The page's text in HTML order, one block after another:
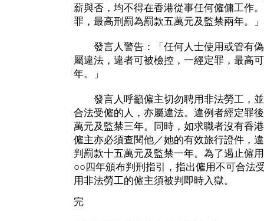
薪與否，均不得在香港從事任何僱傭工作
罪，最高刑罰為罰款五萬元及監禁兩年。」
發言人警告：「任何人士使用或管有偽
屬違法，違者可被檢控，一經定罪，最高
年。」
發言人呼籲僱主切勿聘用非法勞工，並
合法受僱的人，亦屬違法。違例者經定罪
萬元及監禁三年。同時，如求職者沒有香
僱主亦必須查閱他／她的有效旅行證件，
判罰款十五萬元及監禁一年。為了遏止僱
○○四年頒布判刑指引，指出僱用不可合法
用非法勞工的僱主須被判即時入獄。
完